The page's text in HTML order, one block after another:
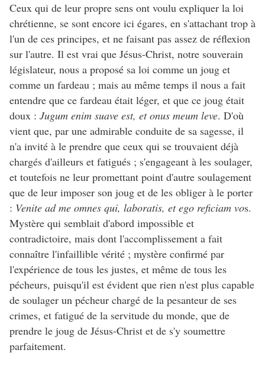
Ceux qui de leur propre sens ont voulu expliquer la loi
chrétienne, se sont encore ici égares, en s'attachant trop à
l'un de ces principes, et ne faisant pas assez de réflexion
sur l'autre. Il est vrai que Jésus-Christ, notre souverain
législateur, nous a proposé sa loi comme un joug et
comme un fardeau ; mais au même temps il nous a fait
entendre que ce fardeau était léger, et que ce joug était
doux : Jugum enim suave est, et onus meum leve. D'où
vient que, par une admirable conduite de sa sagesse, il
n'a invité à le prendre que ceux qui se trouvaient déjà
chargés d'ailleurs et fatigués ; s'engageant à les soulager,
et toutefois ne leur promettant point d'autre soulagement
que de leur imposer son joug et de les obliger à le porter
: Venite ad me omnes qui, laboratis, et ego reficiam vos.
Mystère qui semblait d'abord impossible et
contradictoire, mais dont l'accomplissement a fait
connaître l'infaillible vérité ; mystère confirmé par
l'expérience de tous les justes, et même de tous les
pécheurs, puisqu'il est évident que rien n'est plus capable
de soulager un pécheur chargé de la pesanteur de ses
crimes, et fatigué de la servitude du monde, que de
prendre le joug de Jésus-Christ et de s'y soumettre
parfaitement.